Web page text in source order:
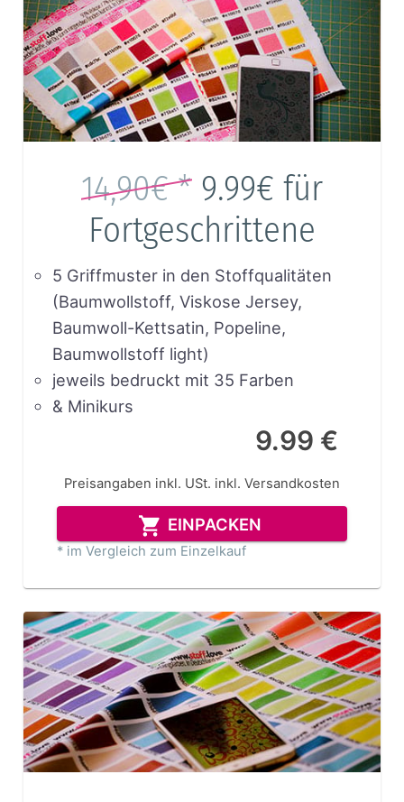
14,90€ * 9.99€ für
Fortgeschrittene
5 Griffmuster in den Stoffqualitäten
(Baumwollstoff, Viskose Jersey,
Baumwoll-Kettsatin, Popeline,
Baumwollstoff light)
jeweils bedruckt mit 35 Farben
& Minikurs
9.99 €
Preisangaben inkl. USt. inkl. Versandkosten
EINPACKEN
* im Vergleich zum Einzelkauf